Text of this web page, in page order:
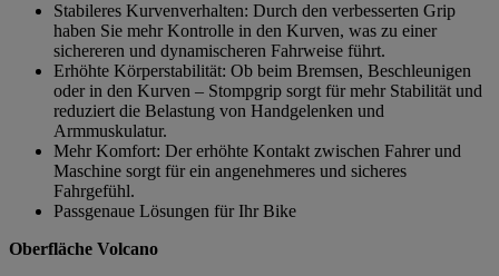
Stabileres Kurvenverhalten: Durch den verbesserten Grip
haben Sie mehr Kontrolle in den Kurven, was zu einer
sichereren und dynamischeren Fahrweise führt.
Erhöhte Körperstabilität: Ob beim Bremsen, Beschleunigen
oder in den Kurven – Stompgrip sorgt für mehr Stabilität und
reduziert die Belastung von Handgelenken und
Armmuskulatur.
Mehr Komfort: Der erhöhte Kontakt zwischen Fahrer und
Maschine sorgt für ein angenehmeres und sicheres
Fahrgefühl.
Passgenaue Lösungen für Ihr Bike
Oberfläche Volcano